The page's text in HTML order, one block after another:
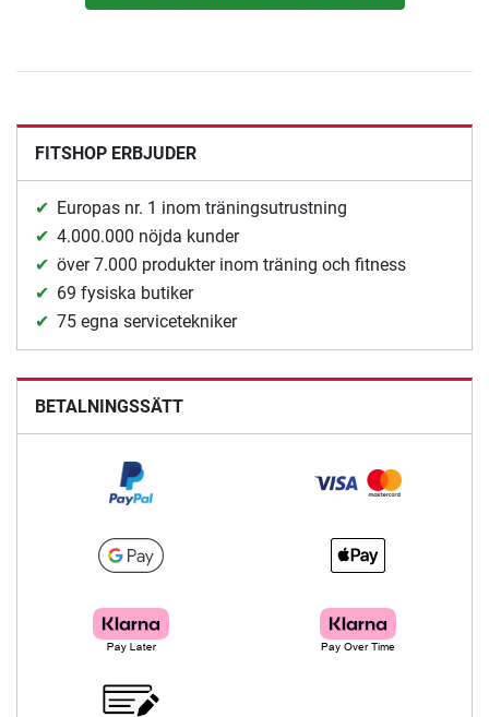
FITSHOP ERBJUDER
Europas nr. 1 inom träningsutrustning
4.000.000 nöjda kunder
över 7.000 produkter inom träning och fitness
69 fysiska butiker
75 egna servicetekniker
BETALNINGSSÄTT